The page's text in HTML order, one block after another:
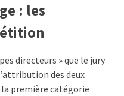
: les
directeurs » que le jury
des deux
la première catégorie